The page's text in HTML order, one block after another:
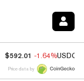
$592.01 -1.64%USDC
Price data by